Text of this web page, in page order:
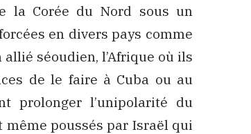
la Corée du Nord sous un
en divers pays comme
allié séoudien, l’Afrique où ils
de le faire à Cuba ou au
prolonger l’unipolarité du
même poussés par Israël qui